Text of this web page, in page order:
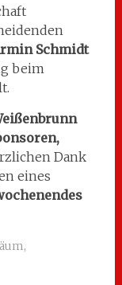
Schmidt
beim
Dank
eines
,